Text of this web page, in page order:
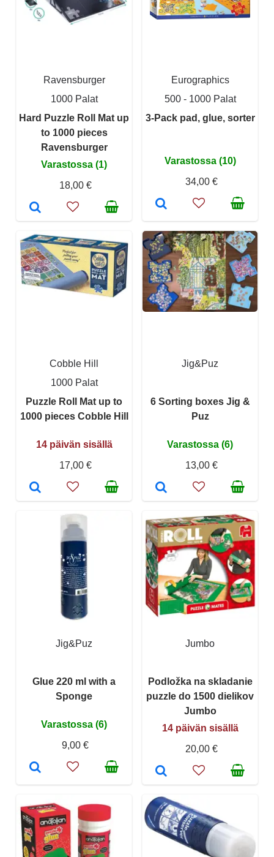
Ravensburger
1000 Palat
Hard Puzzle Roll Mat up
to 1000 pieces
Ravensburger
Varastossa (1)
18,00 €
Eurographics
500 - 1000 Palat
3-Pack pad, glue, sorter
Varastossa (10)
34,00 €
Cobble Hill
1000 Palat
Puzzle Roll Mat up to
1000 pieces Cobble Hill
14 päivän sisällä
17,00 €
Jig&Puz
6 Sorting boxes Jig &
Puz
Varastossa (6)
13,00 €
Jig&Puz
Glue 220 ml with a
Sponge
Varastossa (6)
9,00 €
Jumbo
Podložka na skladanie
puzzle do 1500 dielikov
Jumbo
14 päivän sisällä
20,00 €